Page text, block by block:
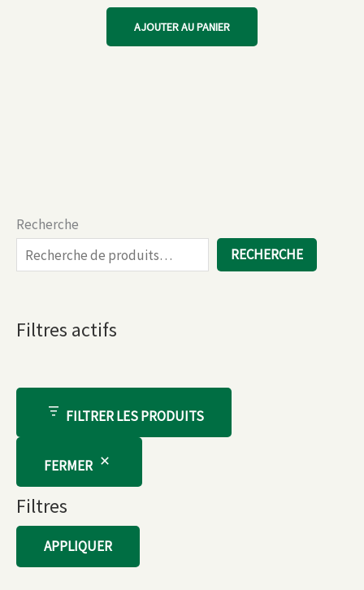
Recherche
RECHERCHE
Filtres actifs
FILTRER LES PRODUITS
FERMER
Filtres
APPLIQUER
AJOUTER AU PANIER